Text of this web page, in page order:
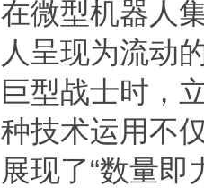
在微型机器人
人呈现为流动
巨型战士时，
种技术运用不
展现了“数量即